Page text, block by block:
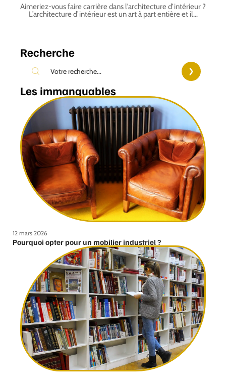
Aimeriez-vous faire carrière dans l’architecture d’intérieur ?
L’architecture d’intérieur est un art à part entière et il…
Recherche
Les immanquables
12 mars 2026
Pourquoi opter pour un mobilier industriel ?